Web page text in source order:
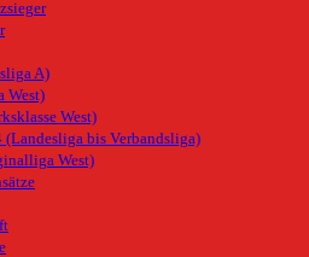
A)
West)
West)
(Landesliga bis Verbandsliga)
West)